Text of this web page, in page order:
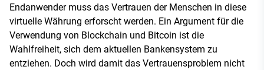
Endanwender muss das Vertrauen der Menschen in diese
virtuelle Währung erforscht werden. Ein Argument für die
Verwendung von Blockchain und Bitcoin ist die
Wahlfreiheit, sich dem aktuellen Bankensystem zu
entziehen. Doch wird damit das Vertrauensproblem nicht